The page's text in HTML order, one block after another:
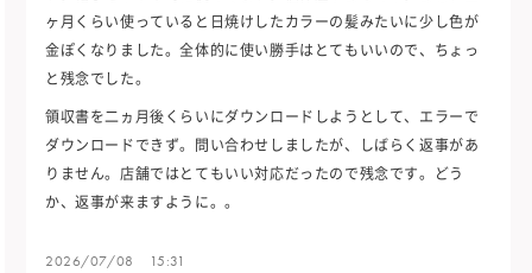
ヶ月くらい使っていると日焼けしたカラーの髪みたいに少し色が
金ぽくなりました。全体的に使い勝手はとてもいいので、ちょっ
と残念でした。
領収書を二ヵ月後くらいにダウンロードしようとして、エラーで
ダウンロードできず。問い合わせしましたが、しばらく返事があ
りません。店舗ではとてもいい対応だったので残念です。どう
か、返事が来ますように。。
2026/07/08 15:31